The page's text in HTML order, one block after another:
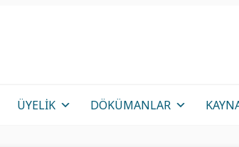
ÜYELIK DÖKÜMANLAR